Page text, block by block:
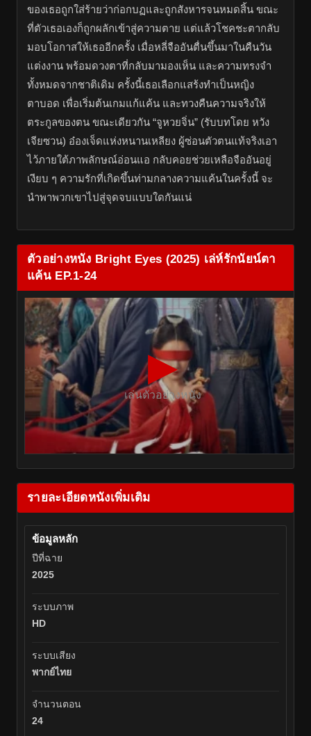
ของเธอถูกใส่ร้ายว่าก่อกบฏและถูกสังหารจนหมดสิ้น ขณะ
ที่ตัวเธอเองก็ถูกผลักเข้าสู่ความตาย แต่แล้วโชคชะตากลับ
มอบโอกาสให้เธออีกครั้ง เมื่อหลี่จืออันตื่นขึ้นมาในคืนวัน
แต่งงาน พร้อมดวงตาที่กลับมามองเห็น และความทรงจำ
ทั้งหมดจากชาติเดิม ครั้งนี้เธอเลือกแสร้งทำเป็นหญิง
ตาบอด เพื่อเริ่มต้นเกมแก้แค้น และทวงคืนความจริงให้
ตระกูลของตน ขณะเดียวกัน “จูหวยจิ่น” (รับบทโดย หวัง
เจียซวน) อ๋องเจ็ดแห่งหนานเหลียง ผู้ซ่อนตัวตนแท้จริงเอา
ไว้ภายใต้ภาพลักษณ์อ่อนแอ กลับคอยช่วยเหลือจืออันอยู่
เงียบ ๆ ความรักที่เกิดขึ้นท่ามกลางความแค้นในครั้งนี้ จะ
นำพาพวกเขาไปสู่จุดจบแบบใดกันแน่
ตัวอย่างหนัง Bright Eyes (2025) เล่ห์รักนัยน์ตา
แค้น EP.1-24
▶
เล่นตัวอย่างหนัง
รายละเอียดหนังเพิ่มเติม
ข้อมูลหลัก
ปีที่ฉาย
2025
ระบบภาพ
HD
ระบบเสียง
พากย์ไทย
จำนวนตอน
24